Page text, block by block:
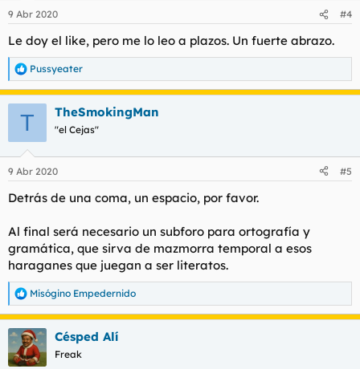
e
:
9 Abr 2020 #4
Le doy el like, pero me lo leo a plazos. Un fuerte abrazo.
R
e
a
e
:
Pussyeater
T TheSmokingMan
"el Cejas"
9 Abr 2020 #5
Detrás de una coma, un espacio, por favor.
Al final será necesario un subforo para ortografía y
gramática, que sirva de mazmorra temporal a esos
haraganes que juegan a ser literatos.
R
e
a
c
c
i
Misógino Empedernido
Césped Alí
Freak